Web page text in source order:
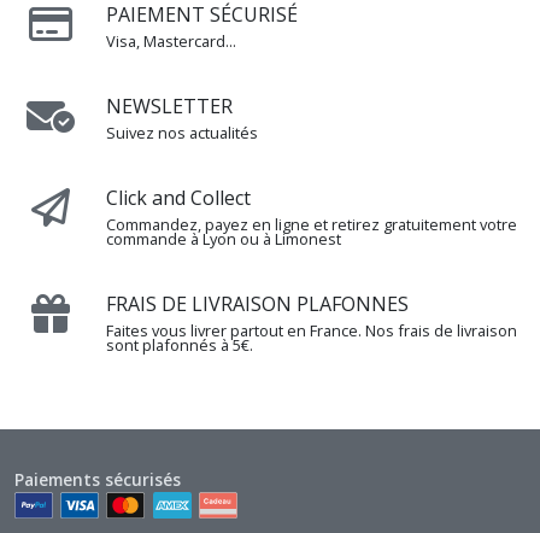
PAIEMENT SÉCURISÉ
Visa, Mastercard...
NEWSLETTER
Suivez nos actualités
Click and Collect
Commandez, payez en ligne et retirez gratuitement votre
commande à Lyon ou à Limonest
FRAIS DE LIVRAISON PLAFONNES
Faites vous livrer partout en France. Nos frais de livraison
sont plafonnés à 5€.
Paiements sécurisés